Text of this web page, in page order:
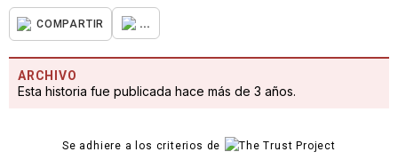
COMPARTIR ...
ARCHIVO
Esta historia fue publicada hace más de 3 años.
Se adhiere a los criterios de